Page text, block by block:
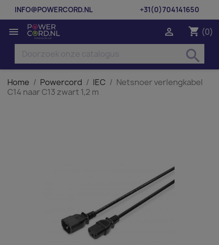
INFO@POWERCORD.NL +31(0)704141650
 shopping_cart (0)

search
Home Powercord IEC
Netsnoer verlengkabel
C14 naar C13 zwart 1,2 m